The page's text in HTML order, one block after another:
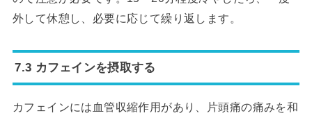
外して休憩し、必要に応じて繰り返します。
7.3 カフェインを摂取する
カフェインには血管収縮作用があり、片頭痛の痛みを和